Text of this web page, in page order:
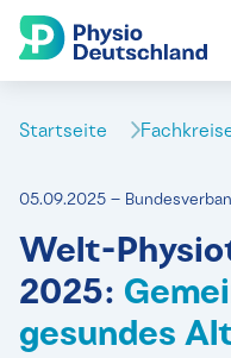
Startseite
05.09.2025 –
Welt-
2025:
gesundes